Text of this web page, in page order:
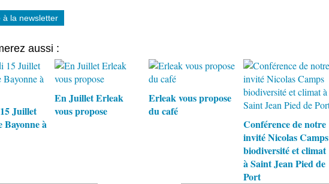
à la newsletter
aussi :
Juillet
Bayonne à
En Juillet Erleak
vous propose
Erleak vous propose
du café
Conférence de notre
invité Nicolas Camps
biodiversité et climat
à Saint Jean Pied de
Port